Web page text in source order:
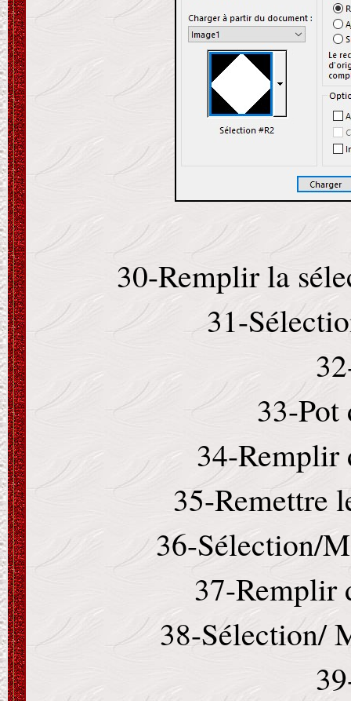
30-Remplir la
31-
33-Pot
34-Remplir
35-Remettre
36-Sélection/
37-Remplir
38-Sélection/